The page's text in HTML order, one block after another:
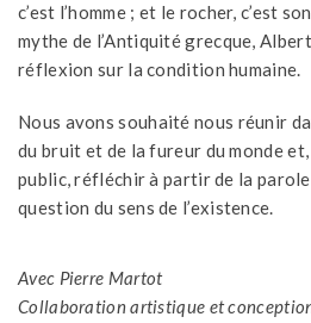
c’est l’homme ; et le rocher, c’est
mythe de l’Antiquité grecque,
réflexion sur la condition humaine.
Nous avons souhaité nous réunir
du bruit et de la fureur du monde
public, réfléchir à partir de la parole
question du sens de l’existence.
Avec Pierre Martot
Collaboration artistique et